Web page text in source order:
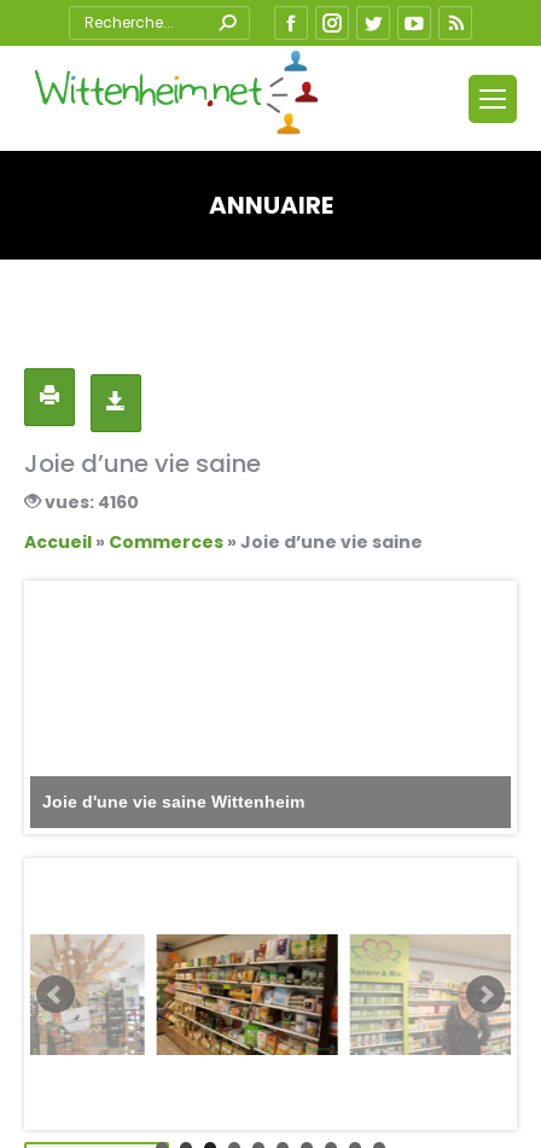
Search: FacebookInstagram
TwitterYouTube
ANNUAIRE
Joie d’une vie saine
vues: 4160
Accueil » Commerces » Joie d’une vie saine
Joie d'une vie saine Wittenheim